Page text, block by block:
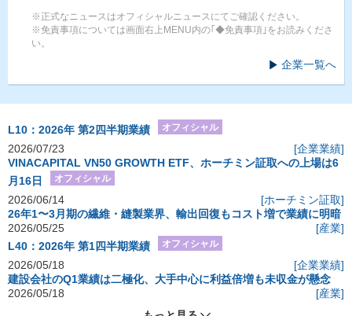
※正式なニュースはオフィシャルニュースにてご確認ください。
※免責事項については画面右上MENU内の｢◆免責事項｣をお読みくださ
い。
企業一覧へ
L10：2026年 第2四半期業績 オフィシャル
2026/07/23
[企業業績]
VINACAPITAL VN50 GROWTH ETF、ホーチミン証取への上場は6
月16日
オフィシャル
2026/06/14
[ホーチミン証取]
26年1〜3月期の繊維・縫製業界、輸出回復もコスト増で業績に明暗
2026/05/25
[産業]
L40：2026年 第1四半期業績
オフィシャル
2026/05/18
[企業業績]
建設会社のQ1業績は二極化、大手中心に利益倍増も未収金が懸念
2026/05/18
[産業]